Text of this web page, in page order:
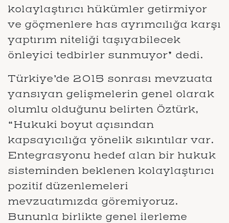
kolaylaştırıcı hükümler getirmiyor
ve göçmenlere has ayrımcılığa karşı
yaptırım niteliği taşıyabilecek
önleyici tedbirler sunmuyor” dedi.
Türkiye’de 2015 sonrası mevzuata
yansıyan gelişmelerin genel olarak
olumlu olduğunu belirten Öztürk,
“Hukuki boyut açısından
kapsayıcılığa yönelik sıkıntılar var.
Entegrasyonu hedef alan bir hukuk
sisteminden beklenen kolaylaştırıcı
pozitif düzenlemeleri
mevzuatımızda göremiyoruz.
Bununla birlikte genel ilerleme